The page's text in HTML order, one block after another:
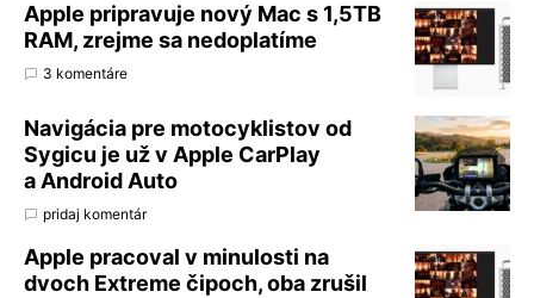
Apple pripravuje nový Mac s 1,5TB
RAM, zrejme sa nedoplatíme
3 komentáre
Navigácia pre motocyklistov od
Sygicu je už v Apple CarPlay
a Android Auto
pridaj komentár
Apple pracoval v minulosti na
dvoch Extreme čipoch, oba zrušil